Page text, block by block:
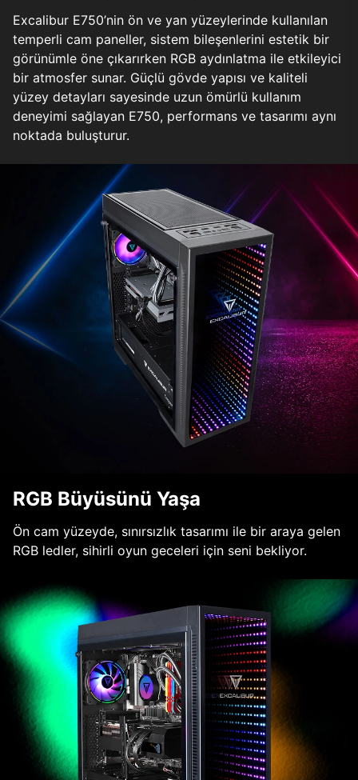
Excalibur E750’nin ön ve yan yüzeylerinde kullanılan
temperli cam paneller, sistem bileşenlerini estetik bir
görünümle öne çıkarırken RGB aydınlatma ile etkileyici
bir atmosfer sunar. Güçlü gövde yapısı ve kaliteli
yüzey detayları sayesinde uzun ömürlü kullanım
deneyimi sağlayan E750, performans ve tasarımı aynı
noktada buluşturur.
RGB Büyüsünü Yaşa
Ön cam yüzeyde, sınırsızlık tasarımı ile bir araya gelen
RGB ledler, sihirli oyun geceleri için seni bekliyor.